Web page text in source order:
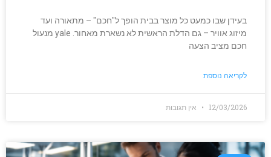
בעידן שבו כמעט כל מוצר בבית הופך ל"חכם" – מתאורה ועד
מיזוג אוויר – גם הדלת הראשית לא נשארת מאחור. yale מנעול
חכם מציב הצעה
לקריאה נוספת
12/03/2026 אין תגובות